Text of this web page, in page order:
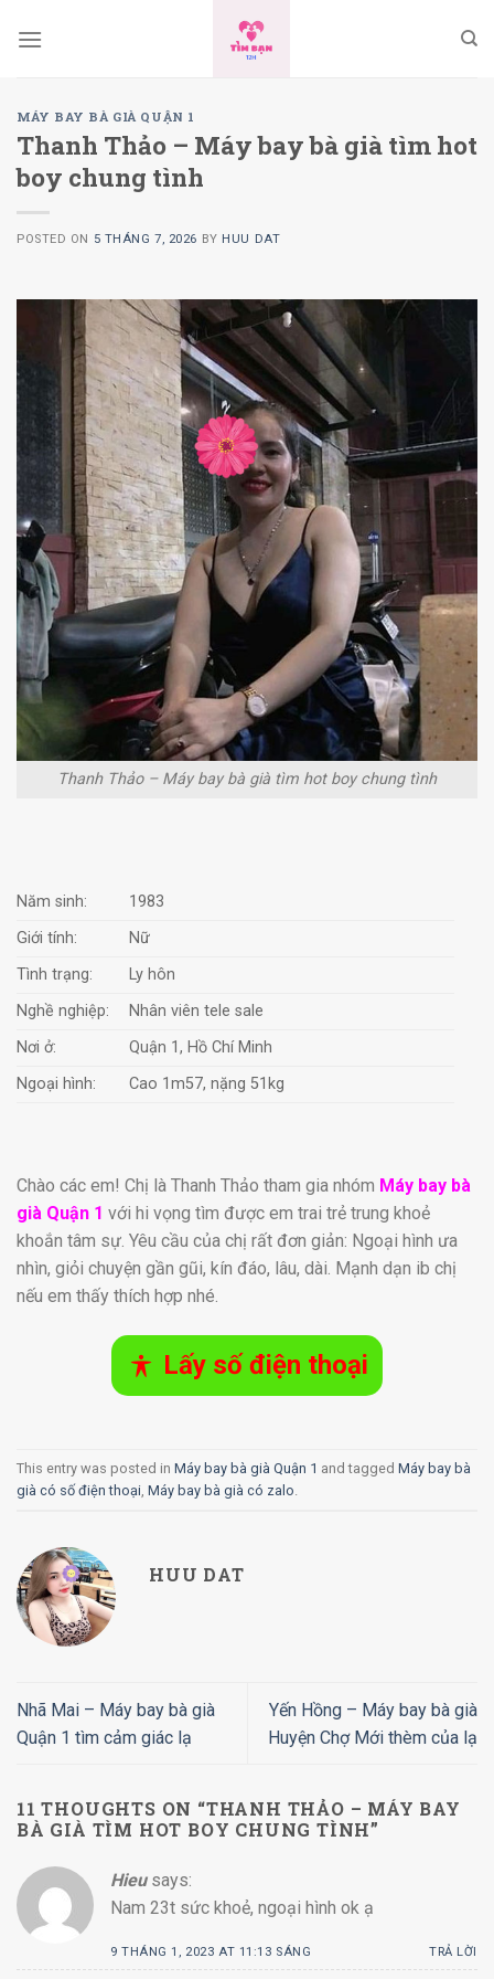
MÁY BAY BÀ GIÀ QUẬN 1
Thanh Thảo – Máy bay bà già tìm hot
boy chung tình
POSTED ON 5 THÁNG 7, 2026 BY HUU DAT
Thanh Thảo – Máy bay bà già tìm hot boy chung tình
Năm sinh:
1983
Giới tính:
Nữ
Tình trạng:
Ly hôn
Nghề nghiệp:
Nhân viên tele sale
Nơi ở:
Quận 1, Hồ Chí Minh
Ngoại hình:
Cao 1m57, nặng 51kg
Chào các em! Chị là Thanh Thảo tham gia nhóm Máy bay bà
già Quận 1 với hi vọng tìm được em trai trẻ trung khoẻ
khoắn tâm sự. Yêu cầu của chị rất đơn giản: Ngoại hình ưa
nhìn, giỏi chuyện gần gũi, kín đáo, lâu, dài. Mạnh dạn ib chị
nếu em thấy thích hợp nhé.
Lấy số điện thoại
This entry was posted in Máy bay bà già Quận 1 and tagged Máy bay bà
già có số điện thoại Máy bay bà già có zalo
HUU DAT
Nhã Mai – Máy bay bà già
Quận 1 tìm cảm giác lạ
Yến Hồng – Máy bay bà già
Huyện Chợ Mới thèm của lạ
11 THOUGHTS ON “THANH THẢO – MÁY BAY
BÀ GIÀ TÌM HOT BOY CHUNG TÌNH”
Hieu says:
Nam 23t sức khoẻ, ngoại hình ok ạ
9 THÁNG 1, 2023 AT 11:13 SÁNG TRẢ LỜI